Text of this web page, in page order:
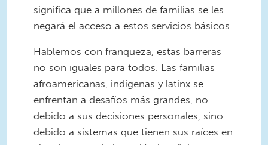
significa que a millones de familias se les
negará el acceso a estos servicios básicos.
Hablemos con franqueza, estas barreras
no son iguales para todos. Las familias
afroamericanas, indígenas y latinx se
enfrentan a desafíos más grandes, no
debido a sus decisiones personales, sino
debido a sistemas que tienen sus raíces en